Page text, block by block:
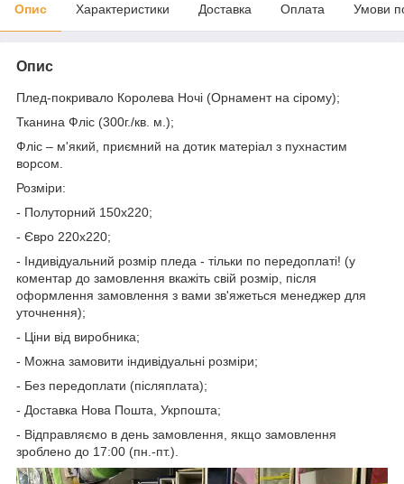
Опис Характеристики Доставка Оплата Умови
Опис
Плед-покривало Королева Ночі (Орнамент на сірому);
Тканина Фліс (300г./кв. м.);
Фліс – м'який, приємний на дотик матеріал з пухнастим
ворсом.
Розміри:
- Полуторний 150х220;
- Євро 220х220;
- Індивідуальний розмір пледа - тільки по передоплаті! (у
коментар до замовлення вкажіть свій розмір, після
оформлення замовлення з вами зв'яжеться менеджер для
уточнення);
- Ціни від виробника;
- Можна замовити індивідуальні розміри;
- Без передоплати (післяплата);
- Доставка Нова Пошта, Укрпошта;
- Відправляємо в день замовлення, якщо замовлення
зроблено до 17:00 (пн.-пт.).